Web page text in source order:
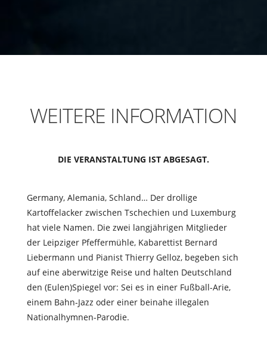
WEITERE INFORMATION
DIE VERANSTALTUNG IST ABGESAGT.
Germany, Alemania, Schland… Der drollige
Kartoffelacker zwischen Tschechien und Luxemburg
hat viele Namen. Die zwei langjährigen Mitglieder
der Leipziger Pfeffermühle, Kabarettist Bernard
Liebermann und Pianist Thierry Gelloz, begeben sich
auf eine aberwitzige Reise und halten Deutschland
den (Eulen)Spiegel vor: Sei es in einer Fußball-Arie,
einem Bahn-Jazz oder einer beinahe illegalen
Nationalhymnen-Parodie.